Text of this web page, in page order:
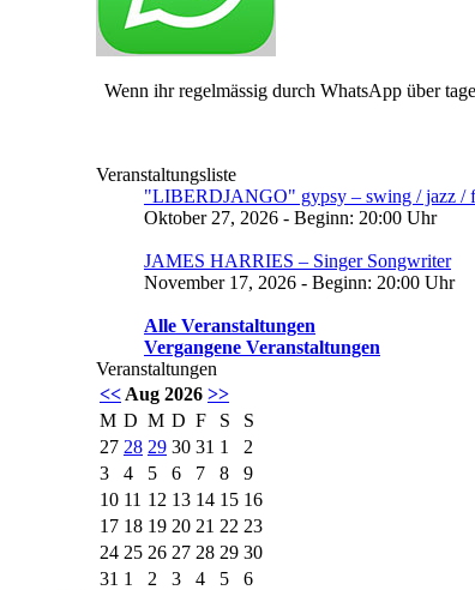
Wenn ihr regelmässig durch WhatsApp über
Veranstaltungsliste
"LIBERDJANGO" gypsy – swing / jazz /
Oktober 27, 2026 - Beginn: 20:00 Uhr
JAMES HARRIES – Singer Songwriter
November 17, 2026 - Beginn: 20:00 Uhr
Alle Veranstaltungen
Vergangene Veranstaltungen
Veranstaltungen
<< Aug 2026 >>
M D M D F S
S
27 28 29 30 31 1
2
3
4 5 6 7 8
9
10 11 12 13 14 15 16
17 18 19 20 21 22 23
24 25 26 27 28 29 30
31 1 2 3 4 5
6